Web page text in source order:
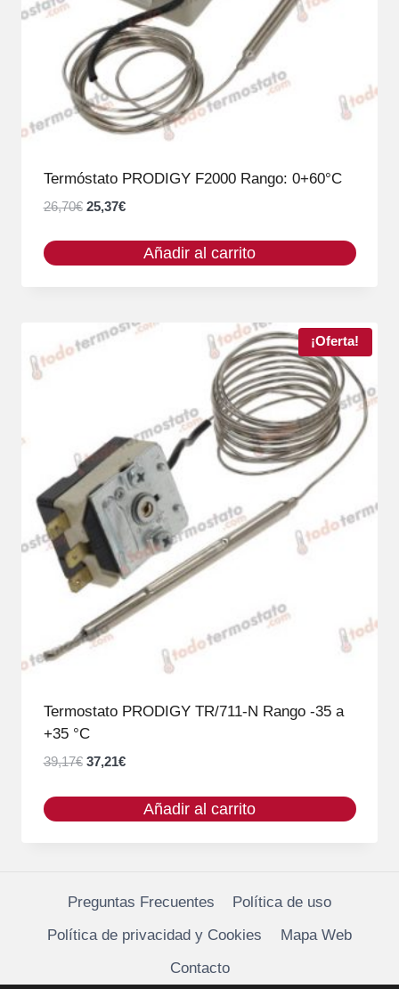
Termóstato PRODIGY F2000 Rango: 0+60°C
26,70€ El
era:
25,37€El
actual
es:
Añadir al carrito
¡Oferta!
Termostato PRODIGY TR/711-N Rango -35 a
+35 °C
39,17€ El
era:
37,21€El
actual
es:
Añadir al carrito
Preguntas Frecuentes
Política de uso
Política de privacidad y Cookies
Mapa Web
Contacto